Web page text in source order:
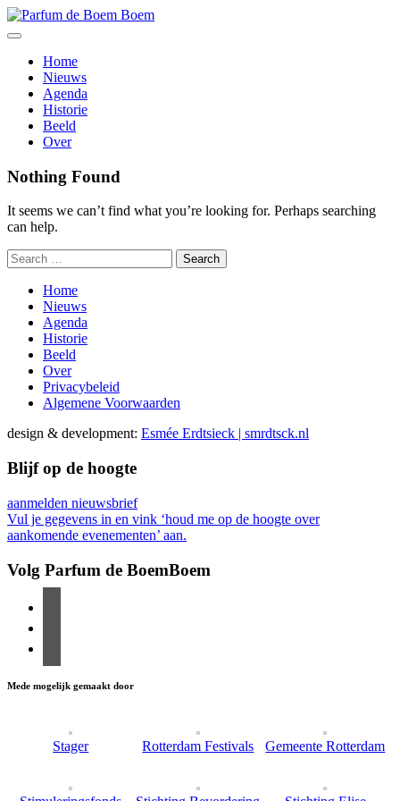
Skip
to
Home
Nieuws
Agenda
Historie
Beeld
Over
Nothing Found
It seems we can’t find what you’re looking for. Perhaps searching
can help.
Home
Nieuws
Agenda
Historie
Beeld
Over
Privacybeleid
Algemene Voorwaarden
design & development: Esmée Erdtsieck | smrdtsck.nl
Blijf op de hoogte
aanmelden nieuwsbrief
Vul je gegevens in en vink ‘houd me op de hoogte over
aankomende evenementen’ aan.
Volg Parfum de BoemBoem
Mede mogelijk gemaakt door
Stager Rotterdam Festivals Gemeente Rotterdam